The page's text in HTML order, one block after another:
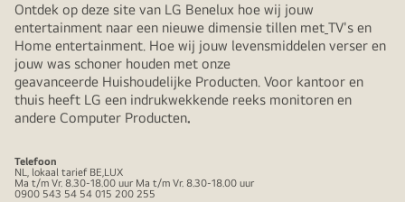
Ontdek op deze site van LG Benelux hoe wij jouw
entertainment naar een nieuwe dimensie tillen met TV's en
Home entertainment. Hoe wij jouw levensmiddelen verser en
jouw was schoner houden met onze
geavanceerde Huishoudelijke Producten. Voor kantoor en
thuis heeft LG een indrukwekkende reeks monitoren en
andere Computer Producten.
Telefoon
NL, lokaal tarief BE,LUX
Ma t/m Vr. 8.30-18.00 uur Ma t/m Vr. 8.30-18.00 uur
0900 543 54 54 015 200 255